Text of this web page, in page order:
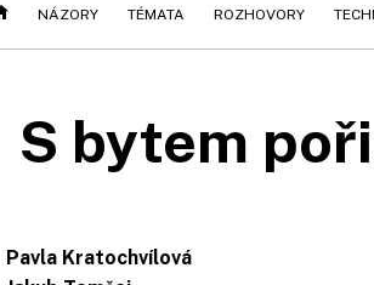
NÁZORY TÉMATA ROZHOVORY
S bytem
Pavla Kratochvílová